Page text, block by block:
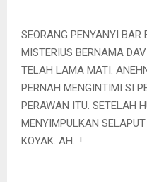
SEORANG PENYANYI BAR
MISTERIUS BERNAMA
TELAH LAMA MATI.
PERNAH MENGINTIMI SI
PERAWAN ITU. SETELAH
MENYIMPULKAN
KOYAK. AH…!